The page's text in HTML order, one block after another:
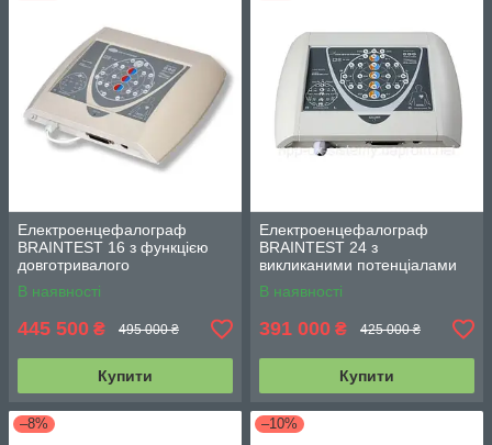
Електроенцефалограф
BRAINTEST 16 з функцією
довготривалого
відеомоніторингу і
викликаними потенціалами
В наявності
445 500 ₴ 495 000 ₴
Купити
Електроенцефалограф
BRAINTEST 24 з
викликаними потенціалами
В наявності
391 000 ₴ 425 000 ₴
Купити
–8% –10%